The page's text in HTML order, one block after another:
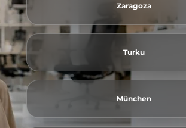
Zaragoza
Turku
München